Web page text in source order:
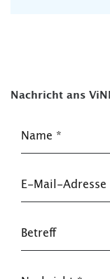
Nachricht ans
Name *
E-Mail-Adresse
Betreff